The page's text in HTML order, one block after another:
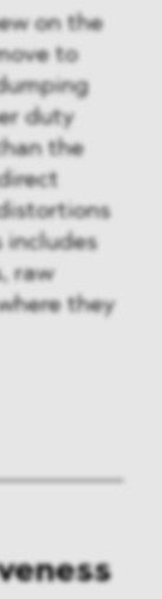
on the
to
duty
the
includes
raw
they